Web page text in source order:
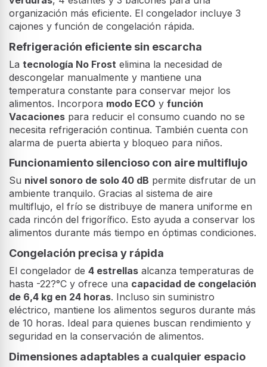
organización más eficiente. El congelador incluye 3
cajones y función de congelación rápida.
Refrigeración eficiente sin escarcha
La tecnología No Frost elimina la necesidad de
descongelar manualmente y mantiene una
temperatura constante para conservar mejor los
alimentos. Incorpora modo ECO y función
Vacaciones para reducir el consumo cuando no se
necesita refrigeración continua. También cuenta con
alarma de puerta abierta y bloqueo para niños.
Funcionamiento silencioso con aire multiflujo
Su nivel sonoro de solo 40 dB permite disfrutar de un
ambiente tranquilo. Gracias al sistema de aire
multiflujo, el frío se distribuye de manera uniforme en
cada rincón del frigorífico. Esto ayuda a conservar los
alimentos durante más tiempo en óptimas condiciones.
Congelación precisa y rápida
El congelador de 4 estrellas alcanza temperaturas de
hasta -22?°C y ofrece una capacidad de congelación
de 6,4 kg en 24 horas. Incluso sin suministro
eléctrico, mantiene los alimentos seguros durante más
de 10 horas. Ideal para quienes buscan rendimiento y
seguridad en la conservación de alimentos.
Dimensiones adaptables a cualquier espacio